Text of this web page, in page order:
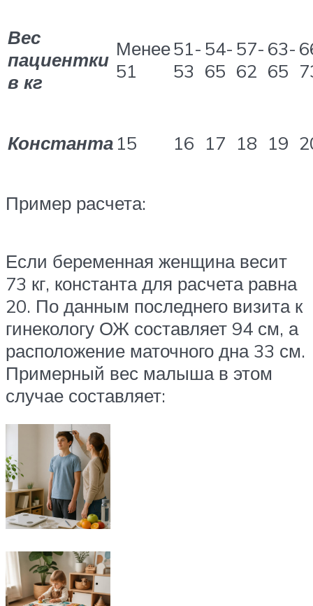
Вес
пациентки
в кг
Менее
51
51-
53
54-
65
57-
62
63-
65
Константа 15 16 17 18 19
Пример расчета:
Если беременная женщина весит
73 кг, константа для расчета равна
20. По данным последнего визита к
гинекологу ОЖ составляет 94 см, а
расположение маточного дна 33 см.
Примерный вес малыша в этом
случае составляет: